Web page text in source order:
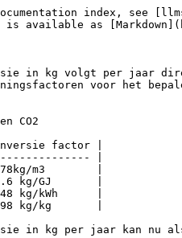
index, see
is available as
in kg volgt per jaar
voor het
CO2
factor |
|
m3        |
kg/GJ       |
kg/kWh      |
kg/kg       |
in kg per jaar kan nu